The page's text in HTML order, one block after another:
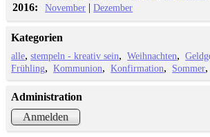
2016: November |Dezember
Kategorien
alle stempeln - kreativ sein Weihnachten
Frühling
Kommunion Konfirmation Sommer
Administration
Anmelden